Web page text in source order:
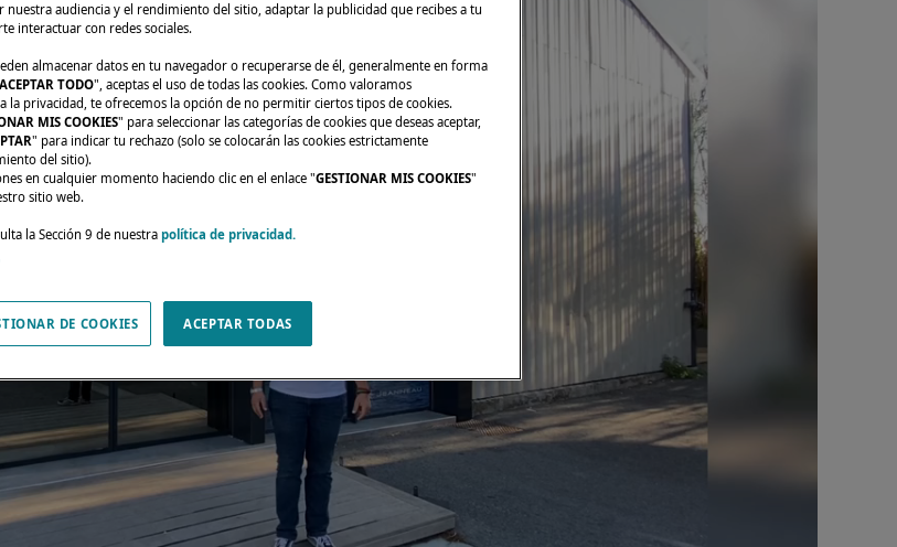
audiencia y el rendimiento del sitio, adaptar la publicidad que recibes a tu
interactuar con redes sociales.
almacenar datos en tu navegador o recuperarse de él, generalmente en forma
ACEPTAR TODO", aceptas el uso de todas las cookies. Como valoramos
la privacidad, te ofrecemos la opción de no permitir ciertos tipos de cookies.
MIS COOKIES" para seleccionar las categorías de cookies que deseas aceptar,
" para indicar tu rechazo (solo se colocarán las cookies estrictamente
del sitio).
en cualquier momento haciendo clic en el enlace "GESTIONAR MIS COOKIES"
sitio web.
la Sección 9 de nuestra política de privacidad.
DE COOKIES ACEPTAR TODAS